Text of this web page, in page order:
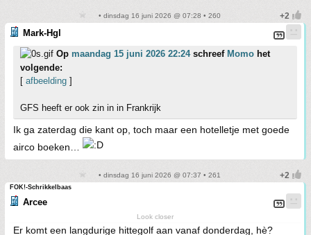
• dinsdag 16 juni 2026 @ 07:28 • 260
Mark-Hgl
Op maandag 15 juni 2026 22:24schreef Momo het
volgende:
[ afbeelding ]
GFS heeft er ook zin in in Frankrijk
Ik ga zaterdag die kant op, toch maar een hotelletje met goede
airco boeken…
• dinsdag 16 juni 2026 @ 07:37 • 261
FOK!-Schrikkelbaas
Arcee
Look closer
Er komt een langdurige hittegolf aan vanaf donderdag, hè?